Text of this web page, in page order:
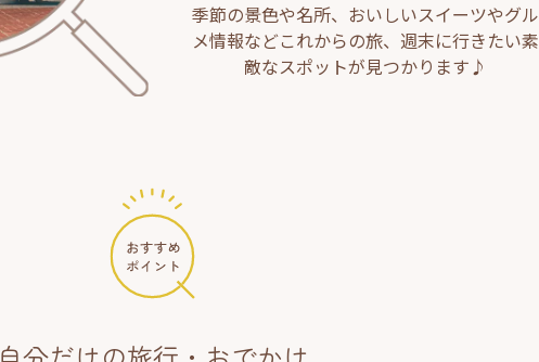
季節の景色や名所、おいしいスイーツやグル
メ情報などこれからの旅、週末に行きたい素
敵なスポットが見つかります♪